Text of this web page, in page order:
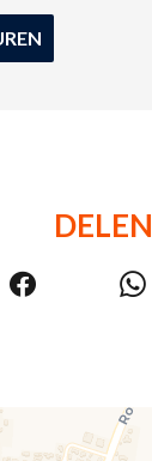
DELEN